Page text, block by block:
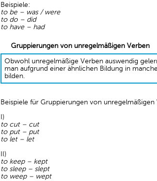
Beispiele:
to be – was / were
to do – did
to have – had
Gruppierungen von unregelmäßigen Verben
Obwohl unregelmäßige Verben auswendig
man aufgrund einer ähnlichen Bildung in
bilden.
Beispiele für Gruppierungen von unregelmäßigen
I)
to cut – cut
to put – put
to let – let
II)
to keep – kept
to sleep – slept
to weep – wept